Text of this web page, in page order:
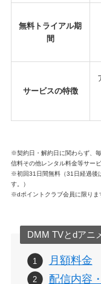
無料トライアル期
間
サービスの特徴
※契約日・解約日に関わらず、
信料その他レンタル料金等サー
※初回31日間無料（31日経過後
す。）
※dポイントクラブ会員に限りま
DMM TVとdアニ
月額料金
配信内容